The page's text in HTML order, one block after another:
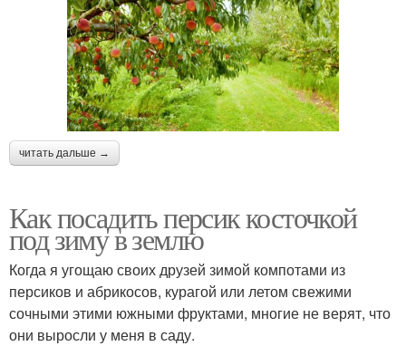
Косточки в землю Здоровый персик
Уход за персиком
читать дальше →
Как посадить персик косточкой
под зиму в землю
Когда я угощаю своих друзей зимой компотами из
персиков и абрикосов, курагой или летом свежими
сочными этими южными фруктами, многие не верят, что
они выросли у меня в саду.